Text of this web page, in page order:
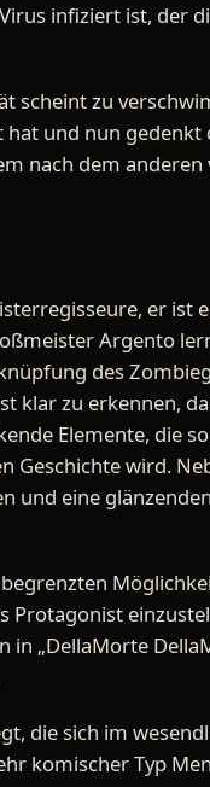
infiziert ist, der
scheint zu
hat und nun gedenkt
nach dem anderen
er ist
Argento
des
klar zu erkennen,
Elemente, die so
Geschichte wird.
und eine glänzenden
Protagonist
in „DellaMorte
die sich im
komischer Typ